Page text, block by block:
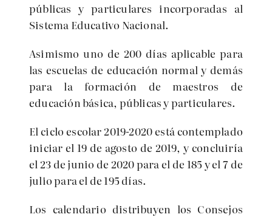
públicas y particulares incorporadas al
Sistema Educativo Nacional.
Asimismo uno de 200 días aplicable para
las escuelas de educación normal y demás
para la formación de maestros de
educación básica, públicas y particulares.
El ciclo escolar 2019-2020 está contemplado
iniciar el 19 de agosto de 2019, y concluiría
el 23 de junio de 2020 para el de 185 y el 7 de
julio para el de 195 días.
Los calendario distribuyen los Consejos